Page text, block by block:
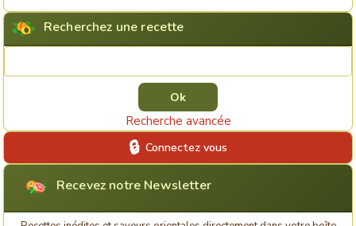
Recherchez une recette
Recherche avancée
Connectez vous
Recevez notre Newsletter